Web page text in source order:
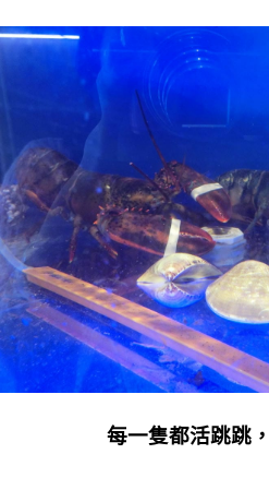
每一隻都活跳跳